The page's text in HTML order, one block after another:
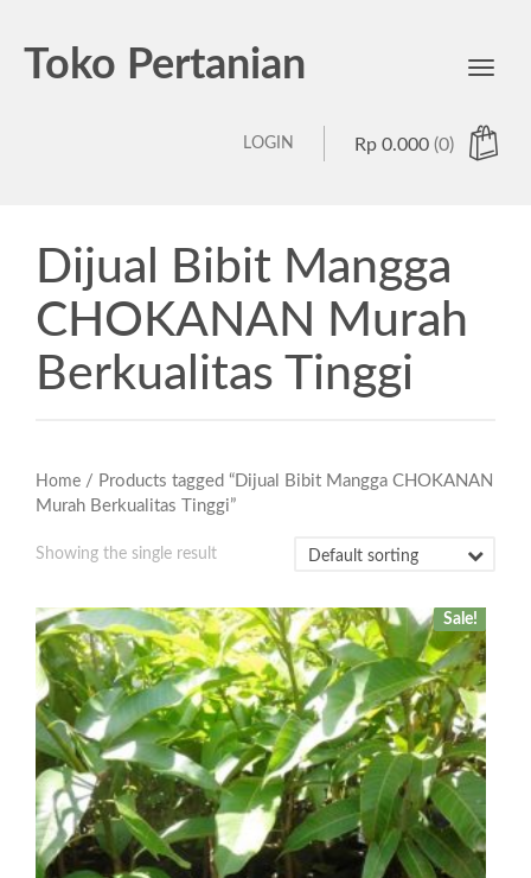
Toko Pertanian
Toggle
Rp 0.000 (0)
LOGIN
Dijual Bibit Mangga
CHOKANAN Murah
Berkualitas Tinggi
Home / Products tagged “Dijual Bibit Mangga CHOKANAN
Murah Berkualitas Tinggi”
Showing the single result
Sale!